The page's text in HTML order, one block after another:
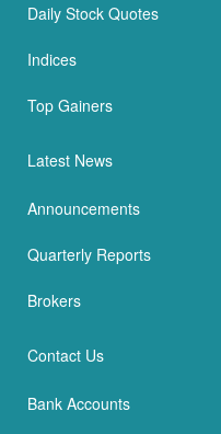
Daily Stock Quotes
Indices
Top Gainers
Latest News
Announcements
Quarterly Reports
Brokers
Contact Us
Bank Accounts